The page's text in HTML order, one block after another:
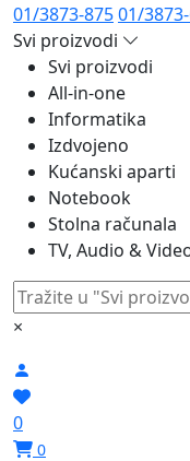
01/3873-87501/
Svi proizvodi
Svi proizvodi
All-in-one
Informatika
Izdvojeno
Kućanski aparti
Notebook
Stolna računala
TV, Audio &
×
0
0